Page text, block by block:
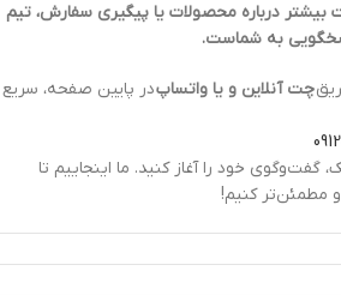
بیشتر درباره محصولات یا پیگیری سفارش، تیم
به شماست.
چت آنلاین و یا واتساپدر پایین صفحه، سریع
گفت‌وگوی خود را آغاز کنید. ما اینجاییم تا
و مطمئن‌تر کنیم!